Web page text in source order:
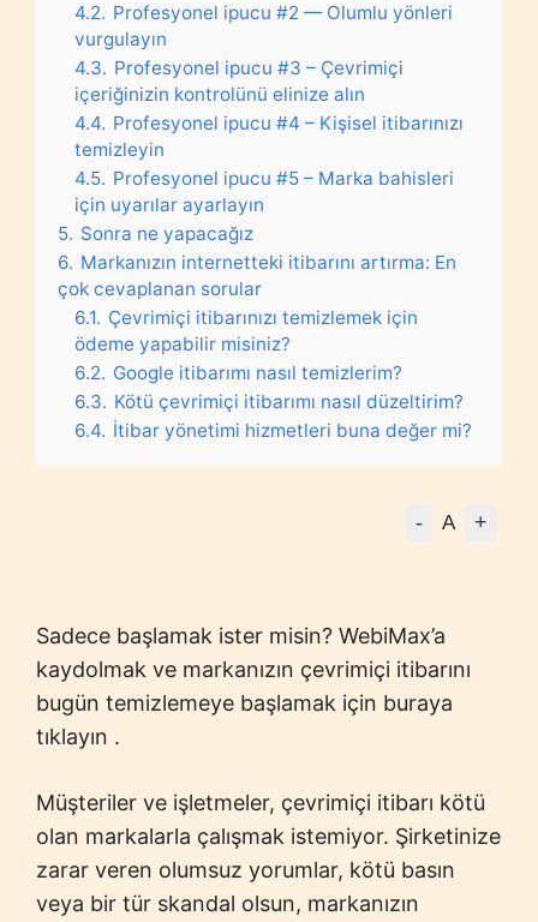
4.2. Profesyonel ipucu #2 — Olumlu yönleri
vurgulayın
4.3. Profesyonel ipucu #3 – Çevrimiçi
içeriğinizin kontrolünü elinize alın
4.4. Profesyonel ipucu #4 – Kişisel itibarınızı
temizleyin
4.5. Profesyonel ipucu #5 – Marka bahisleri
için uyarılar ayarlayın
5. Sonra ne yapacağız
6. Markanızın internetteki itibarını artırma: En
çok cevaplanan sorular
6.1. Çevrimiçi itibarınızı temizlemek için
ödeme yapabilir misiniz?
6.2. Google itibarımı nasıl temizlerim?
6.3. Kötü çevrimiçi itibarımı nasıl düzeltirim?
6.4. İtibar yönetimi hizmetleri buna değer mi?
- A +
Sadece başlamak ister misin? WebiMax’a
kaydolmak ve markanızın çevrimiçi itibarını
bugün temizlemeye başlamak için buraya
tıklayın .
Müşteriler ve işletmeler, çevrimiçi itibarı kötü
olan markalarla çalışmak istemiyor. Şirketinize
zarar veren olumsuz yorumlar, kötü basın
veya bir tür skandal olsun, markanızın